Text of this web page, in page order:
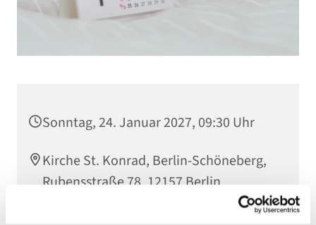
Sonntag, 24. Januar 2027, 09:30 Uhr
Kirche St. Konrad, Berlin-Schöneberg,
Rubensstraße 78, 12157 Berlin